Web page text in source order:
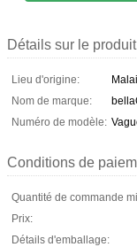
Détails sur le produit
Lieu d'origine:
Nom de marque:
Numéro de modèle:
Conditions de
Quantité de commande
Prix:
Détails d'emballage: